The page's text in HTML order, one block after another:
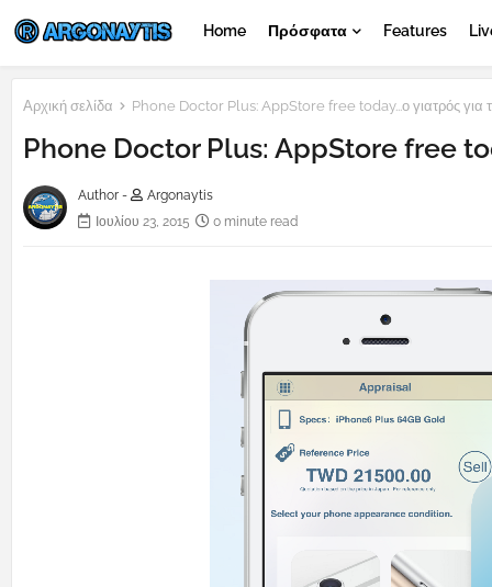
Home Πρόσφατα Features
Αρχική σελίδα Phone Doctor Plus: AppStore free today...ο γιατρός για
Phone Doctor Plus: AppStore free
Author -
Argonaytis
Ιουλίου 23, 2015
0 minute read